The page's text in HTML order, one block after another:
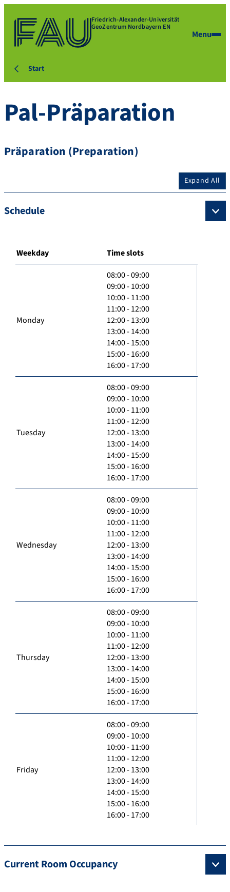
Friedrich-Alexander-Universität
GeoZentrum Nordbayern EN
Menu
Start
Pal-Präparation
Präparation (Preparation)
Expand All
Schedule
Weekday Time slots
Monday
08:00 - 09:00
09:00 - 10:00
10:00 - 11:00
11:00 - 12:00
12:00 - 13:00
13:00 - 14:00
14:00 - 15:00
15:00 - 16:00
16:00 - 17:00
Tuesday
08:00 - 09:00
09:00 - 10:00
10:00 - 11:00
11:00 - 12:00
12:00 - 13:00
13:00 - 14:00
14:00 - 15:00
15:00 - 16:00
16:00 - 17:00
Wednesday
08:00 - 09:00
09:00 - 10:00
10:00 - 11:00
11:00 - 12:00
12:00 - 13:00
13:00 - 14:00
14:00 - 15:00
15:00 - 16:00
16:00 - 17:00
Thursday
08:00 - 09:00
09:00 - 10:00
10:00 - 11:00
11:00 - 12:00
12:00 - 13:00
13:00 - 14:00
14:00 - 15:00
15:00 - 16:00
16:00 - 17:00
Friday
08:00 - 09:00
09:00 - 10:00
10:00 - 11:00
11:00 - 12:00
12:00 - 13:00
13:00 - 14:00
14:00 - 15:00
15:00 - 16:00
16:00 - 17:00
Current Room Occupancy